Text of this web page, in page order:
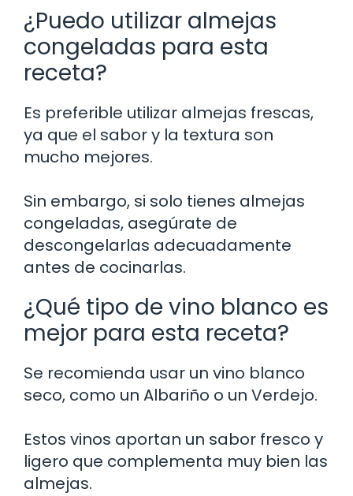
¿Puedo utilizar almejas
congeladas para esta
receta?
Es preferible utilizar almejas frescas,
ya que el sabor y la textura son
mucho mejores.
Sin embargo, si solo tienes almejas
congeladas, asegúrate de
descongelarlas adecuadamente
antes de cocinarlas.
¿Qué tipo de vino blanco es
mejor para esta receta?
Se recomienda usar un vino blanco
seco, como un Albariño o un Verdejo.
Estos vinos aportan un sabor fresco y
ligero que complementa muy bien las
almejas.